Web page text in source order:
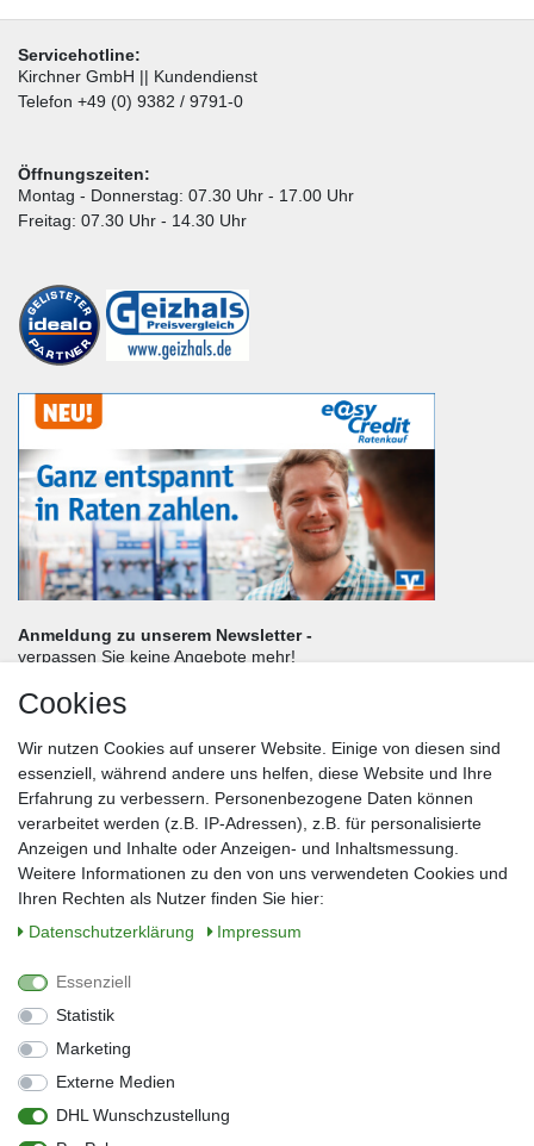
Servicehotline:
Kirchner GmbH || Kundendienst
Telefon +49 (0) 9382 / 9791-0
Öffnungszeiten:
Montag - Donnerstag: 07.30 Uhr - 17.00 Uhr
Freitag: 07.30 Uhr - 14.30 Uhr
Anmeldung zu unserem Newsletter -
verpassen Sie keine Angebote mehr!
Nachname*
E-Mail*
Sie können den Newsletter jederzeit kostenlos abbestellen.
** gilt für Lieferungen innerhalb Deutschlands, Lieferzeiten für andere Länder
entnehmen Sie bitte der Schaltfläche mit den Versandinformationen
Widerrufs­recht
Kontakt
Barrierefreiheitserklärung
Cookies
Wir nutzen Cookies auf unserer Website. Einige von diesen sind
essenziell, während andere uns helfen, diese Website und Ihre
Erfahrung zu verbessern. Personenbezogene Daten können
verarbeitet werden (z.B. IP-Adressen), z.B. für personalisierte
Anzeigen und Inhalte oder Anzeigen- und Inhaltsmessung.
Weitere Informationen zu den von uns verwendeten Cookies und
Ihren Rechten als Nutzer finden Sie hier:
Daten­schutz­erklärung
Impressum
Essenziell
Statistik
Marketing
Externe Medien
DHL Wunschzustellung